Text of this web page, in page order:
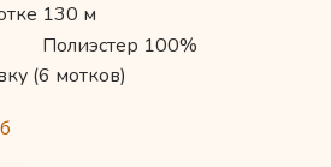
130 м
Полиэстер 100%
(6 мотков)